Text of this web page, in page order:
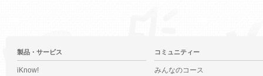
製品・サービス
iKnow!
コミュニティー
みんなのコース